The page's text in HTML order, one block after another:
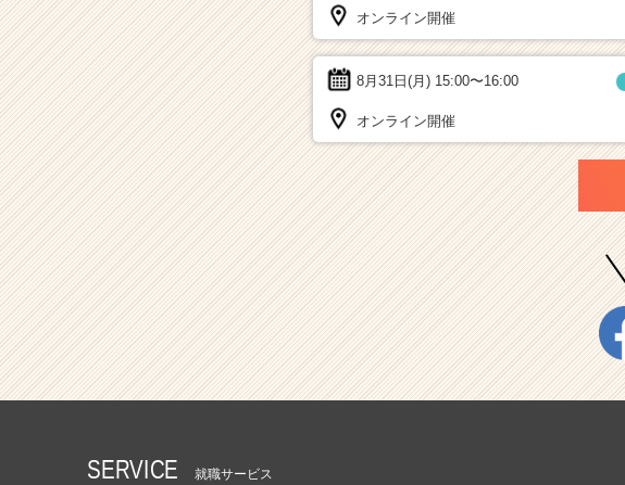
オンライン開催
8月31日(月) 15:00〜16:00
オンライン開催
SERVICE 就職サービス